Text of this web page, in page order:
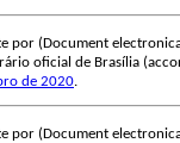
por (Document
oficial de Brasília
de 2020.
por (Document